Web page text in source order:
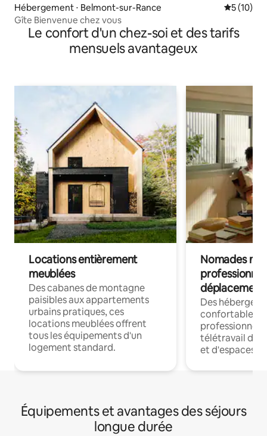
Hébergement ⋅ Belmont-sur-Rance
5 (10)
Gîte Bienvenue chez vous
Le confort d'un chez-soi et des tarifs
mensuels avantageux
Locations entièrement
meublées
Des cabanes de montagne
paisibles aux appartements
urbains pratiques, ces
locations meublées offrent
tous les équipements d'un
logement standard.
Nomades
déplacement
Des
confortables
professionnels
télétravail
et d'espaces
Équipements et avantages des séjours
longue durée